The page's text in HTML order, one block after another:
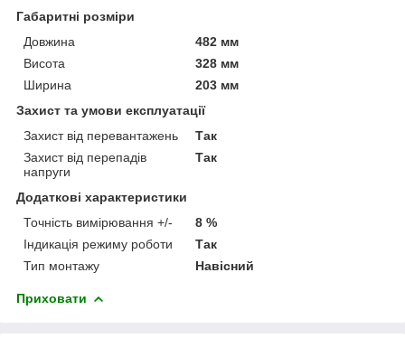
Габаритні розміри
Довжина
482 мм
Висота
328 мм
Ширина
203 мм
Захист та умови експлуатації
Захист від перевантажень
Так
Захист від перепадів
напруги
Так
Додаткові характеристики
Точність вимірювання +/-
8 %
Індикація режиму роботи
Так
Тип монтажу
Навісний
Приховати